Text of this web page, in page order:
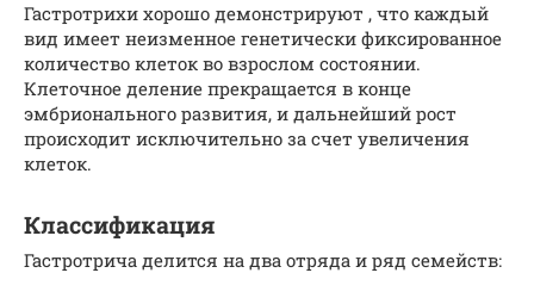
Гастротрихи хорошо демонстрируют , что каждый
вид имеет неизменное генетически фиксированное
количество клеток во взрослом состоянии.
Клеточное деление прекращается в конце
эмбрионального развития, и дальнейший рост
происходит исключительно за счет увеличения
клеток.
Классификация
Гастротрича делится на два отряда и ряд семейств: